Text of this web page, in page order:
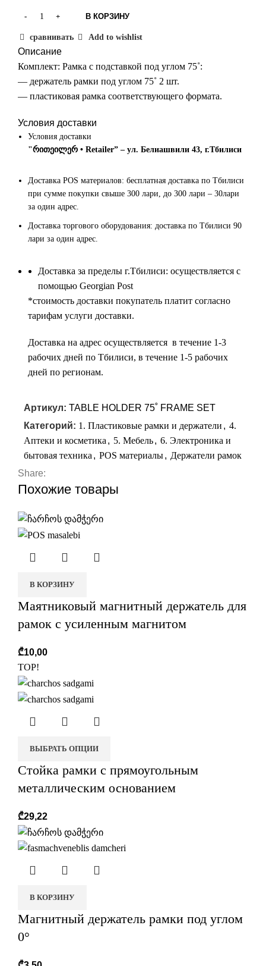
В КОРЗИНУ
сравнивать Add to wishlist
Описание
Комплект: Рамка с подставкой под углом 75˚:
— держатель рамки под углом 75˚ 2 шт.
— пластиковая рамка соответствующего формата.
Условия доставки
Условия доставки
"რითეილერ • Retailer” – ул. Белиашвили 43, г.Тбилиси
Доставка POS материалов: бесплатная доставка по Тбилиси
при сумме покупки свыше 300 лари, до 300 лари – 30лари
за один адрес.
Доставка торгового оборудования: доставка по Тбилиси 90
лари за один адрес.
Доставка за пределы г.Тбилиси: осуществляется с
помощью Georgian Post
*cтоимость доставки покупатель платит согласно
тарифам услуги доставки.
Доставка на адрес осуществляется в течение 1-3
рабочих дней по Тбилиси, в течение 1-5 рабочих
дней по регионам.
Артикул: TABLE HOLDER 75˚ FRAME SET
Категорий: 1. Пластиковые рамки и держатели , 4.
Аптеки и косметика, 5. Мебель, 6. Электроника и
бытовая техника, POS материалы, Держатели рамок
Share:
Похожие товары
В КОРЗИНУ
Маятниковый магнитный держатель для
рамок с усиленным магнитом
₾10,00
TOP!
ВЫБРАТЬ ОПЦИИ
Стойка рамки с прямоугольным
металлическим основанием
₾29,22
В КОРЗИНУ
Магнитный держатель рамки под углом
0°